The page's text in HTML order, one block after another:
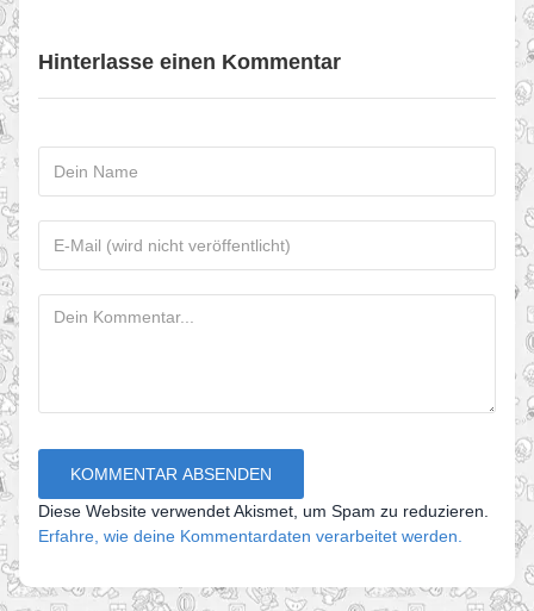
Hinterlasse einen Kommentar
Diese Website verwendet Akismet, um Spam zu reduzieren.
Erfahre, wie deine Kommentardaten verarbeitet werden.